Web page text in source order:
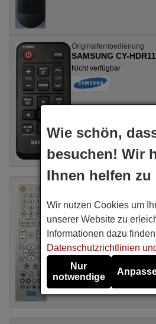
Originalfernbedienung
SAMSUNG CY-
Nicht verfügbar
Nicht verfügbar
Isern
Wie schön,
besuchen! Wir
Ihnen helfen zu
Wir nutzen Cookies um
unserer Website zu
Informationen dazu
Datenschutzrichtlinien
Nur
notwendige